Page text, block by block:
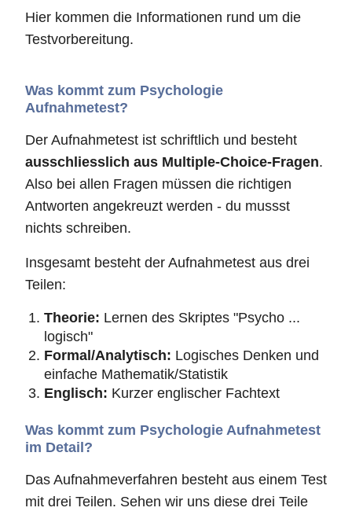
Hier kommen die Informationen rund um die
Testvorbereitung.
Was kommt zum Psychologie
Aufnahmetest?
Der Aufnahmetest ist schriftlich und besteht
ausschliesslich aus Multiple-Choice-Fragen.
Also bei allen Fragen müssen die richtigen
Antworten angekreuzt werden - du mussst
nichts schreiben.
Insgesamt besteht der Aufnahmetest aus drei
Teilen:
Theorie: Lernen des Skriptes "Psycho ...
logisch"
Formal/Analytisch: Logisches Denken und
einfache Mathematik/Statistik
Englisch: Kurzer englischer Fachtext
Was kommt zum Psychologie Aufnahmetest
im Detail?
Das Aufnahmeverfahren besteht aus einem Test
mit drei Teilen. Sehen wir uns diese drei Teile